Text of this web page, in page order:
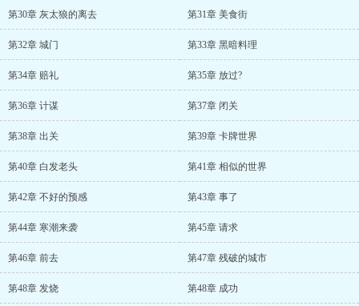
第30章 灰太狼的离去 第31章 美食街
第32章 城门 第33章 黑暗料理
第34章 赔礼 第35章 放过?
第36章 计谋 第37章 闭关
第38章 出关 第39章 卡牌世界
第40章 白发老头 第41章 相似的世界
第42章 不好的预感 第43章 事了
第44章 寒潮来袭 第45章 请求
第46章 前去 第47章 残破的城市
第48章 发烧 第48章 成功